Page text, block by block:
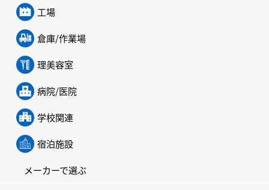
工場
倉庫/作業場
理美容室
病院/医院
学校関連
宿泊施設
メーカーで選ぶ